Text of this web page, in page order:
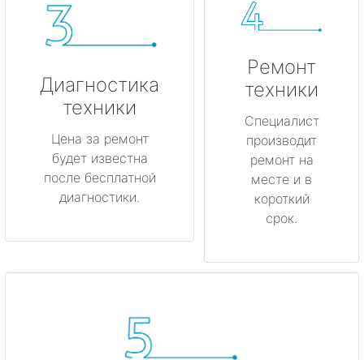
Диагностика
техники
Цена за ремонт
будет известна
после бесплатной
диагностики.
Ремонт
техники
Специалист
производит
ремонт на
месте и в
короткий
срок.